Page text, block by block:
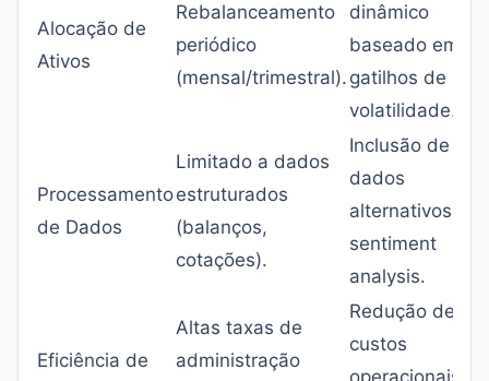
Alocação de
Ativos
Rebalanceamento
periódico
(mensal/trimestral).
dinâmico
baseado em
gatilhos de
volatilidade.
Processamento
de Dados
Limitado a dados
estruturados
(balanços,
cotações).
Inclusão de
dados
alternativos e
sentiment
analysis.
Eficiência de
Altas taxas de
administração
Redução de
custos
operacionais